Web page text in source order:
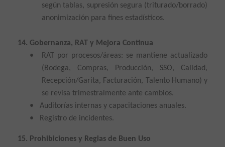
según tablas, supresión segura (triturado/borrado)
anonimización para fines estadísticos.
14. Gobernanza, RAT y Mejora Continua
•
RAT por procesos/áreas: se mantiene actualizado
(Bodega, Compras, Producción, SSO, Calidad,
Recepción/Garita, Facturación, Talento Humano) y
se revisa trimestralmente ante cambios.
•
Auditorías internas y capacitaciones anuales.
•
Registro de incidentes.
15. Prohibiciones y Reglas de Buen Uso